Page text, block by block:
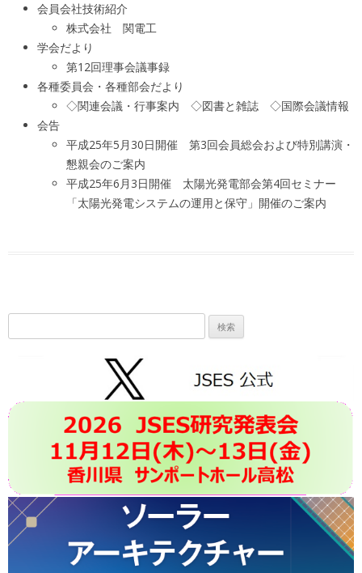
会員会社技術紹介
株式会社 関電工
学会だより
第12回理事会議事録
各種委員会・各種部会だより
◇関連会議・行事案内 ◇図書と雑誌 ◇国際会議情報
会告
平成25年5月30日開催 第3回会員総会および特別講演・
懇親会のご案内
平成25年6月3日開催 太陽光発電部会第4回セミナー
「太陽光発電システムの運用と保守」開催のご案内
索: